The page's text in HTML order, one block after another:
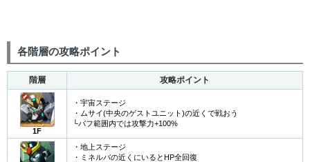
各階層の攻略ポイント
階層 攻略ポイント
1F
・宇宙ステージ
・ムサイ(中央のゲストユニット)の近くで戦おう
└バフ範囲内では攻撃力+100%
・地上ステージ
・ミネルバの近くにいるとHP全回復